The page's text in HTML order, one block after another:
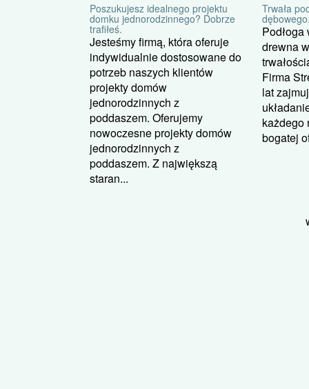
Poszukujesz idealnego projektu
domku jednorodzinnego? Dobrze
trafiłeś.
Jesteśmy firmą, która oferuje
indywidualnie dostosowane do
potrzeb naszych klientów
projekty domów
jednorodzinnych z
poddaszem. Oferujemy
nowoczesne projekty domów
jednorodzinnych z
poddaszem. Z największą
staran...
Trwała
drewna
Firma
lat
każdego
bogatej